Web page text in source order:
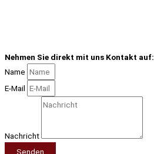
Nehmen Sie direkt mit uns Kontakt auf:
Name
E-Mail
Nachricht
Senden